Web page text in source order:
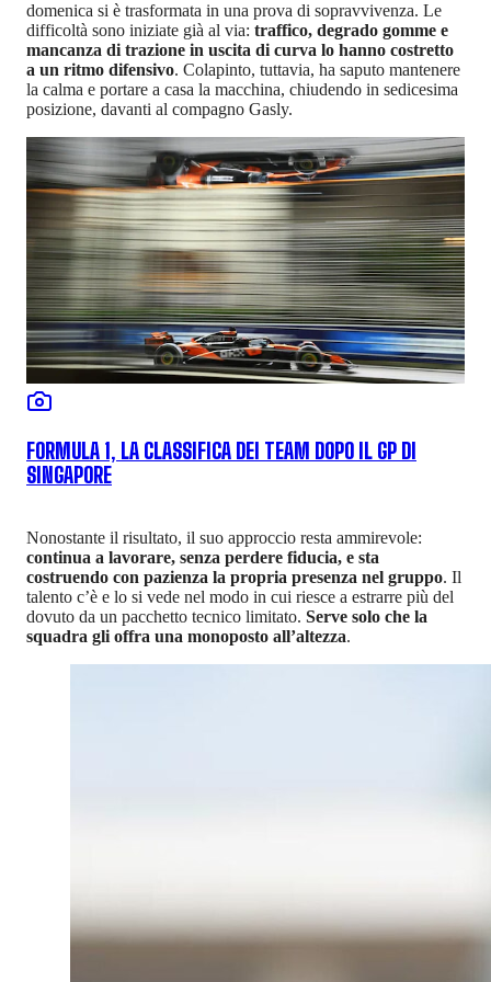
domenica si è trasformata in una prova di sopravvivenza. Le
difficoltà sono iniziate già al via: traffico, degrado gomme e
mancanza di trazione in uscita di curva lo hanno costretto
a un ritmo difensivo. Colapinto, tuttavia, ha saputo mantenere
la calma e portare a casa la macchina, chiudendo in sedicesima
posizione, davanti al compagno Gasly.
FORMULA 1, LA CLASSIFICA DEI TEAM DOPO IL GP DI
SINGAPORE
Nonostante il risultato, il suo approccio resta ammirevole:
continua a lavorare, senza perdere fiducia, e sta
costruendo con pazienza la propria presenza nel gruppo. Il
talento c’è e lo si vede nel modo in cui riesce a estrarre più del
dovuto da un pacchetto tecnico limitato. Serve solo che la
squadra gli offra una monoposto all’altezza.